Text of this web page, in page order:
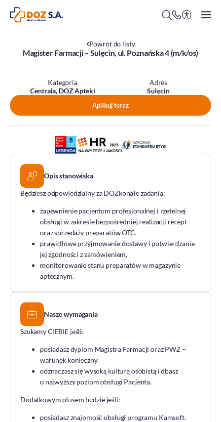
O firmie
Benefity
Oferty pracy
Praca w Centrali
Praca w DOZ Aptekach
Kim jesteśmy?
ESG
Środowisko
DOZ Fundacja dbam o zdrowie
DOZ Maraton
Standardy Ochrony Małoletnich
Tradycja aptekarstwa
Kodeks Etyki
Działalność wydawnicza i edukacyjna
Do pobrania
Dla akcjonariuszy
Powrót do listy
Magister Farmacji – Sulęcin, ul. Poznańska 4 (m/k/os)
Kategoria
Centrala, DOZ Apteki
Adres
Sulęcin
Aplikuj teraz
Opis stanowiska
Będziesz odpowiedzialny za DOZkonałe zadania:
zapewnienie pacjentom profesjonalnej i rzetelnej
obsługi w zakresie bezpośredniej realizacji recept
oraz sprzedaży preparatów OTC,
prawidłowe przyjmowanie dostawy i potwierdzanie
jej zgodności z zamówieniem,
monitorowanie stanu preparatów w magazynie
aptecznym.
Nasze wymagania
Szukamy CIEBIE jeśli:
posiadasz dyplom Magistra Farmacji oraz PWZ –
warunek konieczny
odznaczasz się wysoką kulturą osobistą i dbasz
o najwyższy poziom obsługi Pacjenta.
Dodatkowym plusem będzie jeśli:
posiadasz znajomość obsługi programu Kamsoft.